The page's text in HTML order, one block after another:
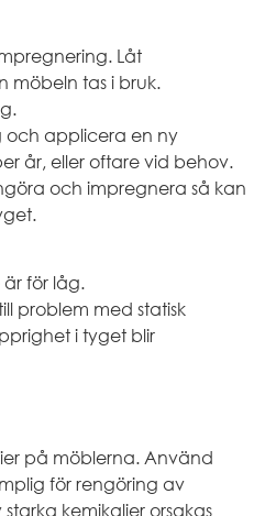
Låt
möbeln tas i bruk.
och applicera en ny
år, eller oftare vid behov.
och impregnera så kan
är för låg.
problem med statisk
i tyget blir
på möblerna. Använd
för rengöring av
kemikalier orsakas